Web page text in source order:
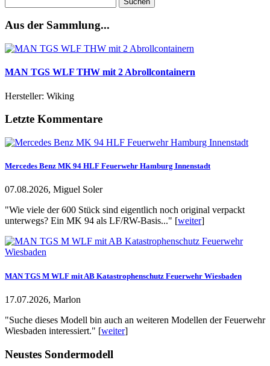
nach:
Aus der Sammlung...
MAN TGS WLF THW mit 2 Abrollcontainern
Hersteller: Wiking
Letzte Kommentare
Mercedes Benz MK 94 HLF Feuerwehr Hamburg Innenstadt
07.08.2026, Miguel Soler
"Wie viele der 600 Stück sind eigentlich noch original verpackt
unterwegs? Ein MK 94 als LF/RW-Basis..." [weiter]
MAN TGS M WLF mit AB Katastrophenschutz Feuerwehr Wiesbaden
17.07.2026, Marlon
"Suche dieses Modell bin auch an weiteren Modellen der Feuerwehr
Wiesbaden interessiert." [weiter]
Neustes Sondermodell